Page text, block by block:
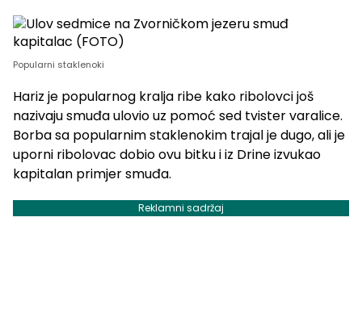
Popularni staklenoki
Hariz je popularnog kralja ribe kako ribolovci još
nazivaju smuđa ulovio uz pomoć sed tvister varalice.
Borba sa popularnim staklenokim trajal je dugo, ali je
uporni ribolovac dobio ovu bitku i iz Drine izvukao
kapitalan primjer smuđa.
Reklamni sadržaj